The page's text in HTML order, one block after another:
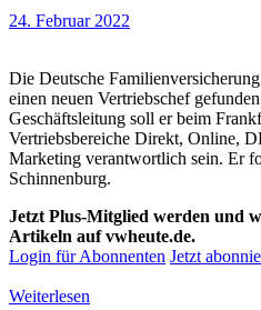
24. Februar 2022
Die Deutsche
einen neuen Vertriebschef
Geschäftsleitung soll er beim
Vertriebsbereiche Direkt, Online,
Marketing verantwortlich sein. Er
Schinnenburg.
Jetzt Plus-Mitglied werden und
Artikeln auf vwheute.de.
Login für Abonnenten Jetzt
Weiterlesen